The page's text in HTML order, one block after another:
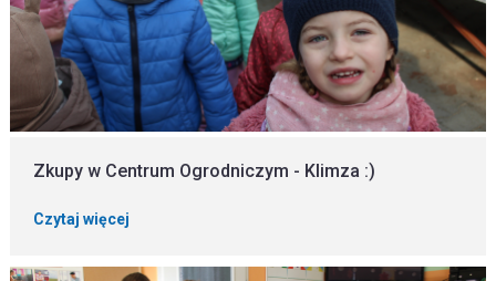
Zkupy w Centrum Ogrodniczym - Klimza :)
Czytaj więcej